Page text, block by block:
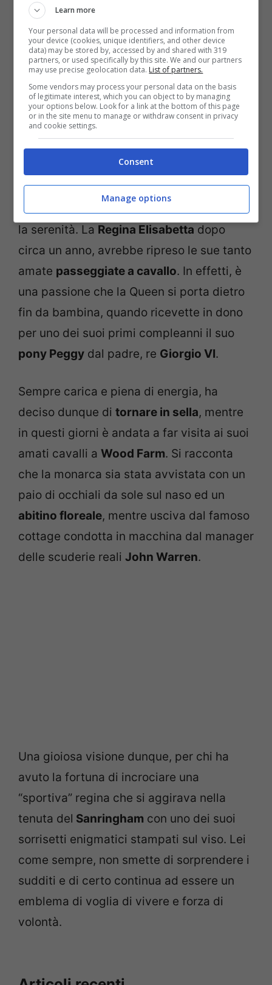
La Regina Elisabetta a bordo della Range Rover con John
Warren nella tenuta di Sandringham (Foto Instagram)
Nonostante ledifficoltà motoriedegli
ultimi tempi, arriva la notizia che riaccende
la serenità. La Regina Elisabetta dopo
circa un anno, avrebbe ripreso le sue tanto
amate passeggiate a cavallo. In effetti, è
una passione che la Queen si porta dietro
fin da bambina, quando ricevette in dono
per uno dei suoi primi compleanni il suo
pony Peggy dal padre, re Giorgio VI.
Sempre carica e piena di energia, ha
deciso dunque di tornare in sella, mentre
in questi giorni è andata a far visita ai suoi
amati cavalli a Wood Farm. Si racconta
che la monarca sia stata avvistata con un
paio di occhiali da sole sul naso ed un
abitino floreale, mentre usciva dal famoso
cottage condotta in macchina dal manager
delle scuderie reali John Warren.
Una gioiosa visione dunque, per chi ha
avuto la fortuna di incrociare una
“sportiva” regina che si aggirava nella
tenuta del Sanringham con uno dei suoi
sorrisetti enigmatici stampati sul viso. Lei
come sempre, non smette di sorprendere i
sudditi e di certo continua ad essere un
emblema di voglia di vivere e forza di
volontà.
Learn more
Your personal data will be processed and information from
your device (cookies, unique identifiers, and other device
data) may be stored by, accessed by and shared with 319
partners, or used specifically by this site. We and our partners
may use precise geolocation data. List of partners.
Some vendors may process your personal data on the basis
of legitimate interest, which you can object to by managing
your options below. Look for a link at the bottom of this page
or in the site menu to manage or withdraw consent in privacy
and cookie settings.
Consent
Manage options